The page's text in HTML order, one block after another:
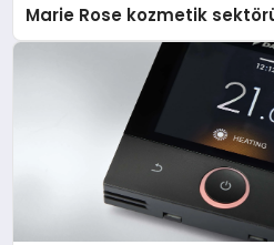
Marie Rose kozmetik